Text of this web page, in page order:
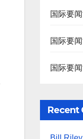
国际要
国际要
国际要
Recent